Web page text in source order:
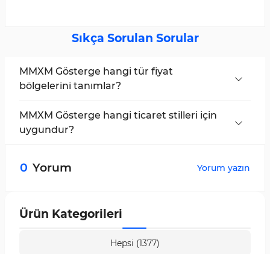
Sıkça Sorulan Sorular
MMXM Gösterge hangi tür fiyat
bölgelerini tanımlar?
gelenFVG bölgelerini (Fair Value Gaps)
tanımlar.
MMXM Gösterge hangi ticaret stilleri için
uygundur?
tasarlanmıştır.
0 Yorum Yorum yazın
Ürün Kategorileri
Hepsi (1377)